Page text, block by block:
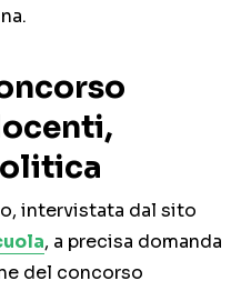
intervistata dal sito
, a precisa domanda
del concorso